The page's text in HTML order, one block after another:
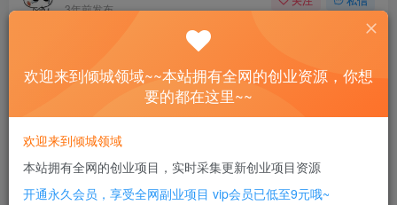
3年前发布
某电商线下课程，稳定可复制的单品矩阵日不落，做一个日销20w+利润的直播间
此内容为付费资源，请付费后查看
SVIP全站会员 免费
欢迎来到倾城领域~~本站拥有全网的创业资源，你想
要的都在这里~~
欢迎来到倾城领域
本站拥有全网的创业项目，实时采集更新创业项目资源
开通永久会员，享受全网副业项目 vip会员已低至9元哦~